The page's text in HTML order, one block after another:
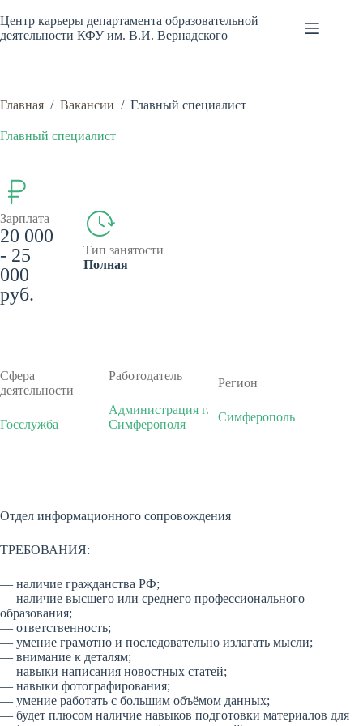
к
сути
Центр карьеры департамента образовательной
деятельности КФУ им. В.И. Вернадского
Главная / Вакансии / Главный специалист
Главный специалист
Зарплата
20 000
- 25
000
руб.
Тип занятости
Полная
Сфера
деятельности
Госслужба
Работодатель
Администрация г.
Симферополя
Регион
Симферополь
Отдел информационного сопровождения
ТРЕБОВАНИЯ:
— наличие гражданства РФ;
— наличие высшего или среднего профессионального
образования;
— ответственность;
— умение грамотно и последовательно излагать мысли;
— внимание к деталям;
— навыки написания новостных статей;
— навыки фотографирования;
— умение работать с большим объёмом данных;
— будет плюсом наличие навыков подготовки материалов для